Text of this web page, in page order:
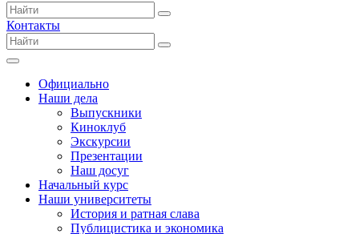
Контакты
Официально
Наши дела
Выпускники
Киноклуб
Экскурсии
Презентации
Наш досуг
Начальный курс
Наши университеты
История и ратная слава
Публицистика и экономика